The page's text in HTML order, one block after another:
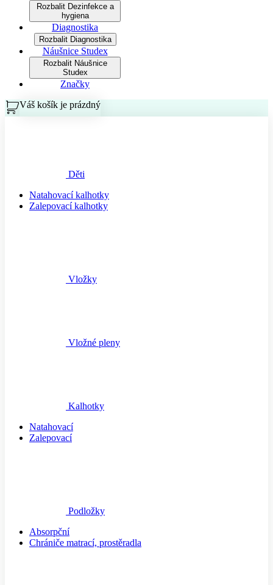
Rozbalit Dezinfekce a
hygiena
Diagnostika
Rozbalit Diagnostika
Náušnice Studex
Rozbalit Náušnice
Studex
Značky
Váš košík je prázdný
Děti
Natahovací kalhotky
Zalepovací kalhotky
Vložky
Vložné pleny
Kalhotky
Natahovací
Zalepovací
Podložky
Absorpční
Chrániče matrací, prostěradla